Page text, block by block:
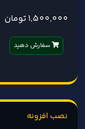
1,500,000 تومان
سفارش دهید
نصب افزونه